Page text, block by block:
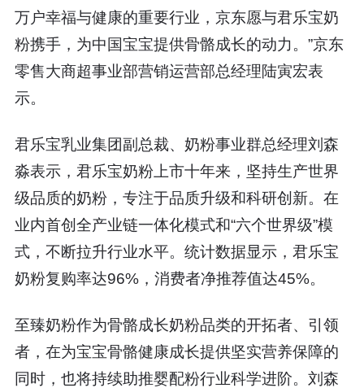
万户幸福与健康的重要行业，京东愿与君乐宝奶
粉携手，为中国宝宝提供骨骼成长的动力。”京东
零售大商超事业部营销运营部总经理陆寅宏表
示。
君乐宝乳业集团副总裁、奶粉事业群总经理刘森
淼表示，君乐宝奶粉上市十年来，坚持生产世界
级品质的奶粉，专注于品质升级和科研创新。在
业内首创全产业链一体化模式和“六个世界级”模
式，不断拉升行业水平。统计数据显示，君乐宝
奶粉复购率达96%，消费者净推荐值达45%。
至臻奶粉作为骨骼成长奶粉品类的开拓者、引领
者，在为宝宝骨骼健康成长提供坚实营养保障的
同时，也将持续助推婴配粉行业科学进阶。刘森